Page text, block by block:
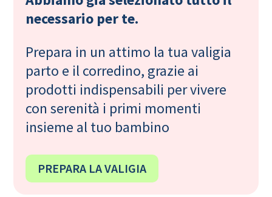
necessario per te.
Prepara in un attimo la tua valigia
parto e il corredino, grazie ai
prodotti indispensabili per vivere
con serenità i primi momenti
insieme al tuo bambino
PREPARA LA VALIGIA